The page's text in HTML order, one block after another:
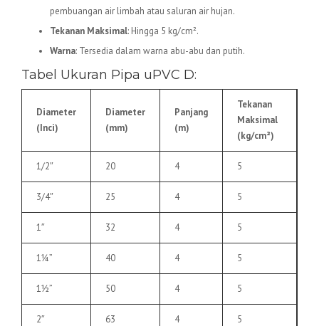
pembuangan air limbah atau saluran air hujan.
Tekanan Maksimal: Hingga 5 kg/cm².
Warna: Tersedia dalam warna abu-abu dan putih.
Tabel Ukuran Pipa uPVC D:
Diameter
(Inci)
Diameter
(mm)
Panjang
(m)
Tekanan
Maksimal
(kg/cm²)
1/2″ 20 4 5
3/4″ 25 4 5
1″ 32 4 5
1¼” 40 4 5
1½” 50 4 5
2″ 63 4 5